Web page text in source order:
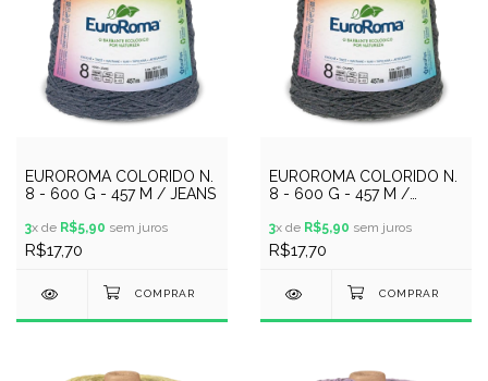
EUROROMA COLORIDO N.
8 - 600 G - 457 M / JEANS
3x de R$5,90 sem juros
R$17,70
EUROROMA COLORIDO N.
8 - 600 G - 457 M /
3x de R$5,90 sem juros
R$17,70